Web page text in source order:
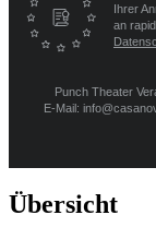
Ihrer
an
Punch Theater
E-Mail:
Übersicht